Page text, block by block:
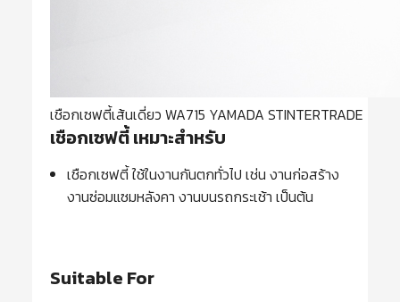
เชือกเซฟตี้เส้นเดี่ยว WA715 YAMADA STINTERTRADE
เชือกเซฟตี้ เหมาะสำหรับ
เชือกเซฟตี้ ใช้ในงานกันตกทั่วไป เช่น งานก่อสร้าง
งานซ่อมแซมหลังคา งานบนรถกระเช้า เป็นต้น
Suitable For